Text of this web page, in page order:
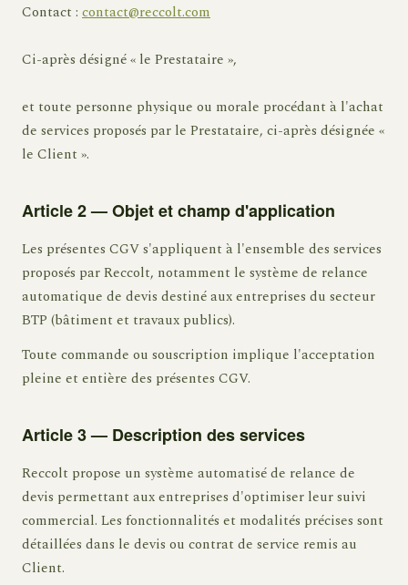
Contact : contact@reccolt.com
Ci-après désigné « le Prestataire »,
et toute personne physique ou morale procédant à l'achat
de services proposés par le Prestataire, ci-après désignée «
le Client ».
Article 2 — Objet et champ d'application
Les présentes CGV s'appliquent à l'ensemble des services
proposés par Reccolt, notamment le système de relance
automatique de devis destiné aux entreprises du secteur
BTP (bâtiment et travaux publics).
Toute commande ou souscription implique l'acceptation
pleine et entière des présentes CGV.
Article 3 — Description des services
Reccolt propose un système automatisé de relance de
devis permettant aux entreprises d'optimiser leur suivi
commercial. Les fonctionnalités et modalités précises sont
détaillées dans le devis ou contrat de service remis au
Client.